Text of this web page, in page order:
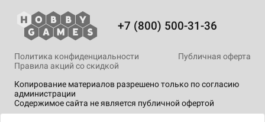
+7 (800) 500-31-36
Копирование материалов разрешено только по согласию
администрации
Содержимое сайта не является публичной офертой
Политика конфиденциальности
Публичная оферта
Правила акций со скидкой